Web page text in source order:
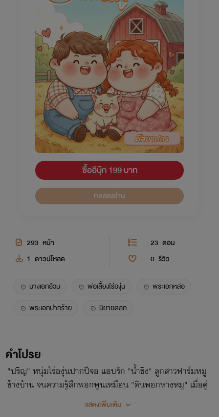
ซื้ออีบุ๊ก 199 บาท
ทดลองอ่าน
293 หน้า 23 ตอน
1 ดาวน์โหลด 0 รีวิว
นางเอกอ้วน พ่อเลี้ยงไร่องุ่น
พระเอกหล่อ
พระเอกปากร้าย
นิยายตลก
คำโปรย
"ปริญ" หนุ่มไร่องุ่นปากปีจอ แอบรัก "น้ำขิง" ลูกสาวฟาร์มหมู
ข้างบ้าน จนความรู้สึกพอกพูนเหมือน "ดินพอกหางหมู" เมื่อคู่
แข่งโผล่มา เขาจึงต้องเลิกฟอร์มจัด แล้วงัดไม้ตายมาพิชิตใจยัย
แสดงเพิ่มเติม